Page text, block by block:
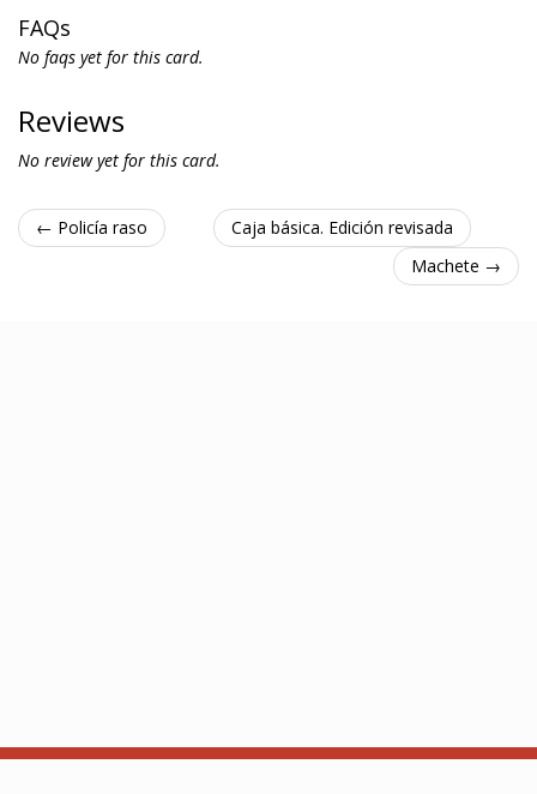
FAQs
No faqs yet for this card.
Reviews
No review yet for this card.
← Policía raso
Caja básica. Edición revisada
Machete →